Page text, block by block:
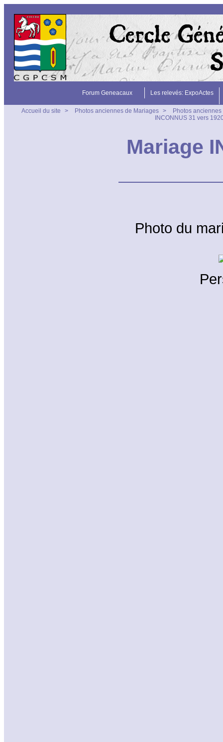
Forum Geneacaux Les relevés: ExpoActes
Accueil du site > Photos anciennes de Mariages >
Photos
INCONNUS 31 vers
Mariage
Photo du